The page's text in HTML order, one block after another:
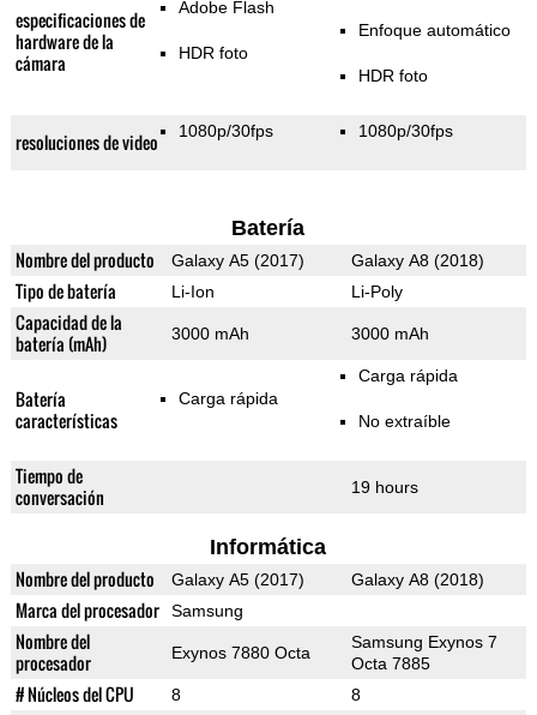
especificaciones de
hardware de la
cámara
Adobe Flash
HDR foto
Enfoque automático
HDR foto
resoluciones de video 1080p/30fps 1080p/30fps
Batería
Nombre del producto Galaxy A5 (2017) Galaxy A8 (2018)
Tipo de batería Li-Ion Li-Poly
Capacidad de la
batería (mAh)
3000 mAh 3000 mAh
Batería
características
Carga rápida
Carga rápida
No extraíble
Tiempo de
conversación
19 hours
Informática
Nombre del producto Galaxy A5 (2017) Galaxy A8 (2018)
Marca del procesador Samsung
Nombre del
procesador
Exynos 7880 Octa
Samsung Exynos 7
Octa 7885
# Núcleos del CPU 8 8